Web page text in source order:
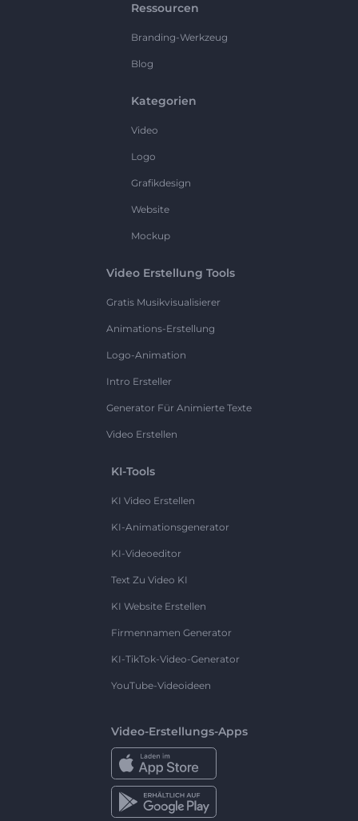
Ressourcen
Branding-Werkzeug
Blog
Kategorien
Video
Logo
Grafikdesign
Website
Mockup
Video Erstellung Tools
Gratis Musikvisualisierer
Animations-Erstellung
Logo-Animation
Intro Ersteller
Generator Für Animierte Texte
Video Erstellen
KI-Tools
KI Video Erstellen
KI-Animationsgenerator
KI-Videoeditor
Text Zu Video KI
KI Website Erstellen
Firmennamen Generator
KI-TikTok-Video-Generator
YouTube-Videoideen
Video-Erstellungs-Apps